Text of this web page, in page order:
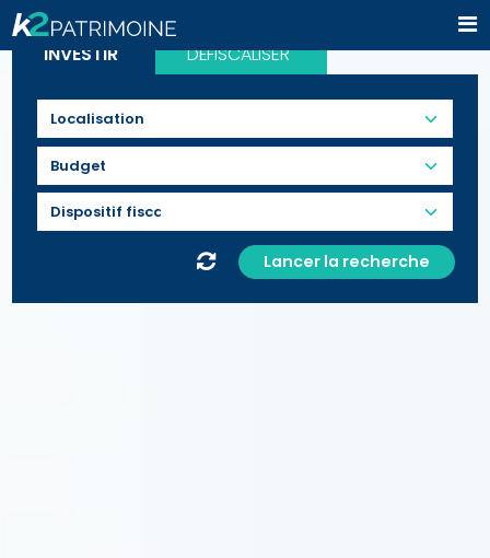
INVESTIR DÉFISCALISER
Budget
Lancer la recherche